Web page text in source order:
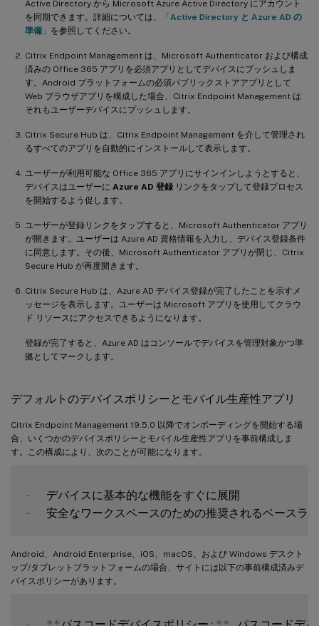
Active Directory から Microsoft Azure Active Directory にアカウント
を同期できます。詳細については、「Active Directory と Azure AD の
準備 」を参照してください。
Citrix Endpoint Management は、Microsoft Authenticator および構成
済みの Office 365 アプリを必須アプリとしてデバイスにプッシュしま
す。Android プラットフォームの必須パブリックストアアプリとして
Web ブラウザアプリを構成した場合、Citrix Endpoint Management は
それもユーザーデバイスにプッシュします。
Citrix Secure Hub は、Citrix Endpoint Management を介して管理され
るすべてのアプリを自動的にインストールして表示します。
ユーザーが利用可能な Office 365 アプリにサインインしようとすると、
デバイスはユーザーに Azure AD 登録 リンクをタップして登録プロセス
を開始するよう促します。
ユーザーが登録リンクをタップすると、Microsoft Authenticator アプリ
が開きます。ユーザーは Azure AD 資格情報を入力し、デバイス登録条件
に同意します。その後、Microsoft Authenticator アプリが閉じ、Citrix
Secure Hub が再度開きます。
Citrix Secure Hub は、Azure AD デバイス登録が完了したことを示すメ
ッセージを表示します。ユーザーは Microsoft アプリを使用してクラウ
ド リソースにアクセスできるようになります。
登録が完了すると、Azure AD はコンソールでデバイスを管理対象かつ準
拠としてマークします。
デフォルトのデバイスポリシーとモバイル生産性アプリ
Citrix Endpoint Management 19.5.0 以降でオンボーディングを開始する場
合、いくつかのデバイスポリシーとモバイル生産性アプリを事前構成しま
す。この構成により、次のことが可能になります。
-
-
Android、Android Enterprise、iOS、macOS、および Windows デスクト
ップ/タブレットプラットフォームの場合、サイトには以下の事前構成済みデ
バイスポリシーがあります。